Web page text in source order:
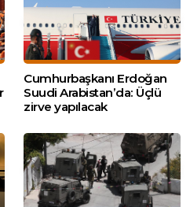
Cumhurbaşkanı Erdoğan
Suudi Arabistan’da: Üçlü
zirve yapılacak